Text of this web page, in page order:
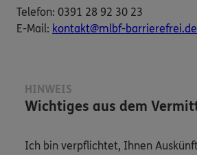
Telefon: 0391 28 92 30 23
E-​Mail: kontakt@mlbf-barrierefrei.de
HINWEIS
Wichtiges aus dem
Ich bin verpflichtet, Ihnen